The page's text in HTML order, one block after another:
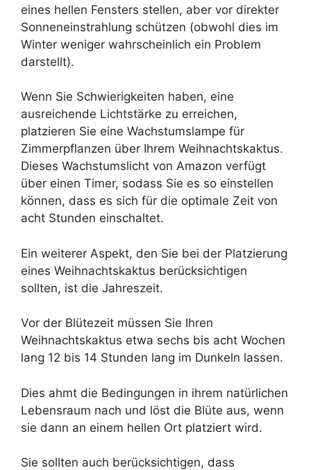
eines hellen Fensters stellen, aber vor direkter
Sonneneinstrahlung schützen (obwohl dies im
Winter weniger wahrscheinlich ein Problem
darstellt).
Wenn Sie Schwierigkeiten haben, eine
ausreichende Lichtstärke zu erreichen,
platzieren Sie eine Wachstumslampe für
Zimmerpflanzen über Ihrem Weihnachtskaktus.
Dieses Wachstumslicht von Amazon verfügt
über einen Timer, sodass Sie es so einstellen
können, dass es sich für die optimale Zeit von
acht Stunden einschaltet.
Ein weiterer Aspekt, den Sie bei der Platzierung
eines Weihnachtskaktus berücksichtigen
sollten, ist die Jahreszeit.
Vor der Blütezeit müssen Sie Ihren
Weihnachtskaktus etwa sechs bis acht Wochen
lang 12 bis 14 Stunden lang im Dunkeln lassen.
Dies ahmt die Bedingungen in ihrem natürlichen
Lebensraum nach und löst die Blüte aus, wenn
sie dann an einem hellen Ort platziert wird.
Sie sollten auch berücksichtigen, dass